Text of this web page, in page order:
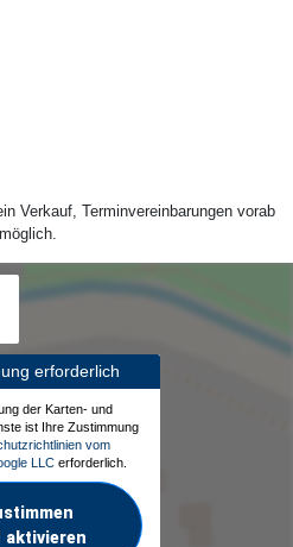
Verkauf, Terminvereinbarungen vorab
möglich.
erforderlich
der Karten- und
ist Ihre Zustimmung
vom
LLC erforderlich.
aktivieren